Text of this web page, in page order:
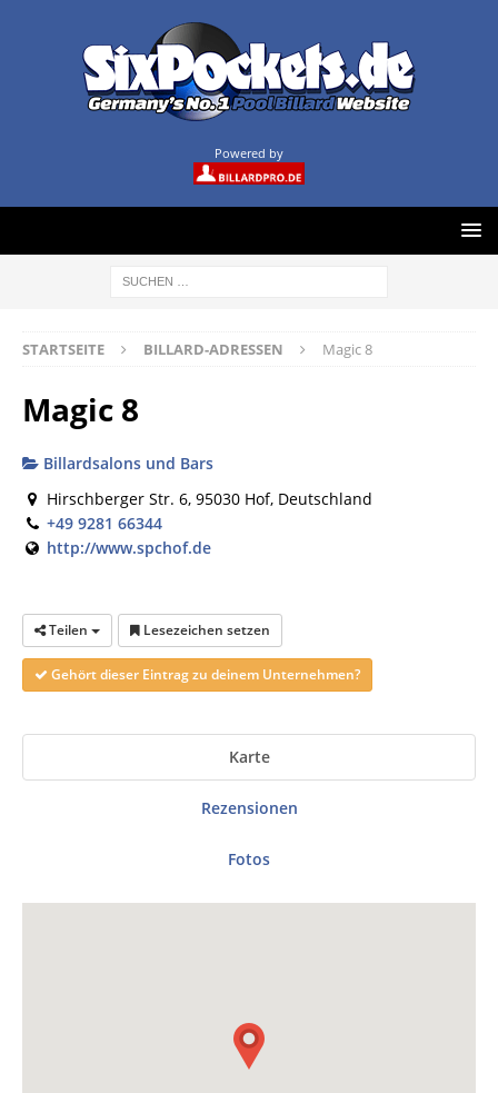
Powered by
STARTSEITE BILLARD-ADRESSEN Magic 8
Magic 8
Billardsalons und Bars
Hirschberger Str. 6, 95030 Hof, Deutschland
+49 9281 66344
http://www.spchof.de
Teilen Lesezeichen setzen
Gehört dieser Eintrag zu deinem Unternehmen?
Karte
Rezensionen
Fotos